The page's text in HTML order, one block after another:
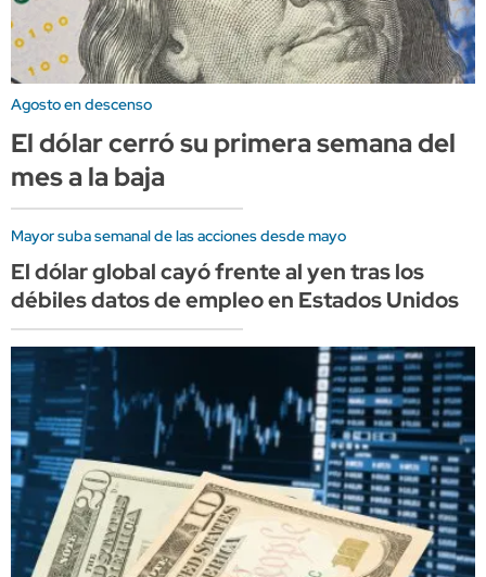
Agosto en descenso
El dólar cerró su primera semana del
mes a la baja
Mayor suba semanal de las acciones desde mayo
El dólar global cayó frente al yen tras los
débiles datos de empleo en Estados Unidos